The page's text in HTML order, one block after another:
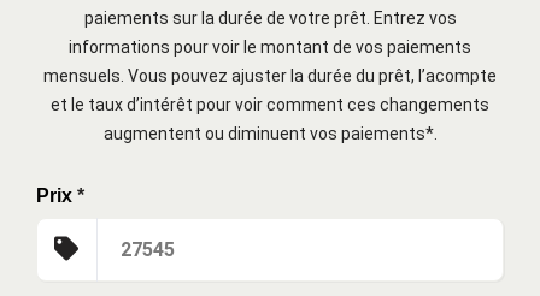
paiements sur la durée de votre prêt. Entrez vos
informations pour voir le montant de vos paiements
mensuels. Vous pouvez ajuster la durée du prêt, l’acompte
et le taux d’intérêt pour voir comment ces changements
augmentent ou diminuent vos paiements*.
Prix *